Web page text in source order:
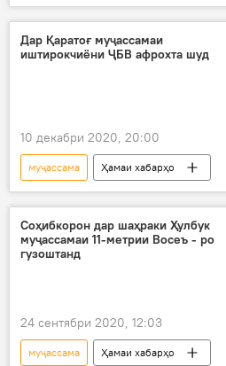
Дар Тоҷикистон
бозсозӣ
Хуҷанд
Дар Қаратоғ муҷассамаи
иштирокчиёни ҶБВ афрохта шуд
10 декабри 2020, 20:00
муҷассама
Ҳамаи хабарҳо
Дар Тоҷикистон
Иҷтимоъ
ҶБВ
Соҳибкорон дар шаҳраки Ҳулбук
муҷассамаи 11-метрии Восеъ - ро
гузоштанд
24 сентябри 2020, 12:03
муҷассама
Ҳамаи хабарҳо